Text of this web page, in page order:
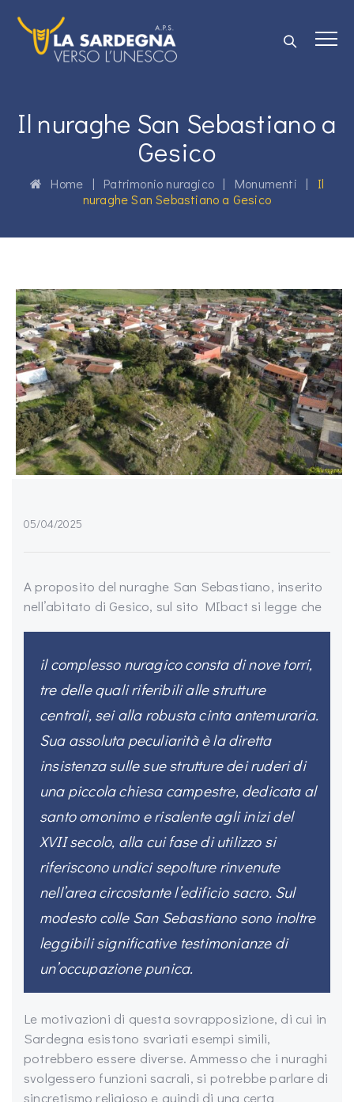
Il nuraghe San Sebastiano a
Gesico
Home | Patrimonio nuragico | Monumenti | Il
nuraghe San Sebastiano a Gesico
05/04/2025
A proposito del nuraghe San Sebastiano, inserito
nell’abitato di Gesico, sul sito MIbact si legge che
il complesso nuragico consta di nove torri,
tre delle quali riferibili alle strutture
centrali, sei alla robusta cinta antemuraria.
Sua assoluta peculiarità è la diretta
insistenza sulle sue strutture dei ruderi di
una piccola chiesa campestre, dedicata al
santo omonimo e risalente agli inizi del
XVII secolo, alla cui fase di utilizzo si
riferiscono undici sepolture rinvenute
nell’area circostante l’edificio sacro. Sul
modesto colle San Sebastiano sono inoltre
leggibili significative testimonianze di
un’occupazione punica.
Le motivazioni di questa sovrapposizione, di cui in
Sardegna esistono svariati esempi simili,
potrebbero essere diverse. Ammesso che i nuraghi
svolgessero funzioni sacrali, si potrebbe parlare di
sincretismo religioso e quindi di una certa